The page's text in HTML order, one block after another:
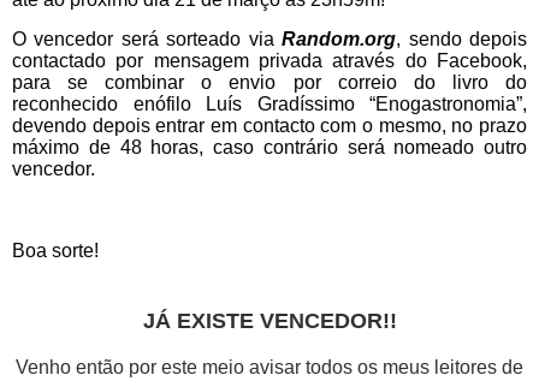
O vencedor será sorteado viaRandom.org, sendo depois
contactado por mensagem privada através do Facebook,
para se combinar o envio por correio do livro do
reconhecido enófilo Luís Gradíssimo “Enogastronomia”,
devendo depois entrar em contacto com o mesmo, no prazo
máximo de 48 horas, caso contrário será nomeado outro
vencedor.
Boa sorte!
JÁ EXISTE VENCEDOR!!
Venho então por este meio avisar todos os meus leitores de